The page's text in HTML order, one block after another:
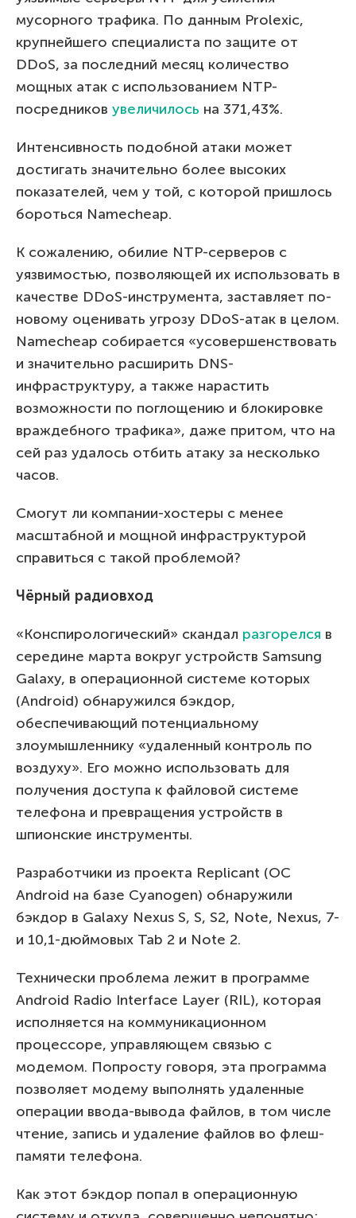
мусорного трафика. По данным Prolexic,
крупнейшего специалиста по защите от
DDoS, за последний месяц количество
мощных атак с использованием NTP-
посредников увеличилось на 371,43%.
Интенсивность подобной атаки может
достигать значительно более высоких
показателей, чем у той, с которой пришлось
бороться Namecheap.
К сожалению, обилие NTP-серверов с
уязвимостью, позволяющей их использовать в
качестве DDoS-инструмента, заставляет по-
новому оценивать угрозу DDoS-атак в целом.
Namecheap собирается «усовершенствовать
и значительно расширить DNS-
инфраструктуру, а также нарастить
возможности по поглощению и блокировке
враждебного трафика», даже притом, что на
сей раз удалось отбить атаку за несколько
часов.
Смогут ли компании-хостеры с менее
масштабной и мощной инфраструктурой
справиться с такой проблемой?
Чёрный радиовход
«Конспирологический» скандал разгорелся в
середине марта вокруг устройств Samsung
Galaxy, в операционной системе которых
(Android) обнаружился бэкдор,
обеспечивающий потенциальному
злоумышленнику «удаленный контроль по
воздуху». Его можно использовать для
получения доступа к файловой системе
телефона и превращения устройств в
шпионские инструменты.
Разработчики из проекта Replicant (ОС
Android на базе Cyanogen) обнаружили
бэкдор в Galaxy Nexus S, S, S2, Note, Nexus, 7-
и 10,1-дюймовых Tab 2 и Note 2.
Технически проблема лежит в программе
Android Radio Interface Layer (RIL), которая
исполняется на коммуникационном
процессоре, управляющем связью с
модемом. Попросту говоря, эта программа
позволяет модему выполнять удаленные
операции ввода-вывода файлов, в том числе
чтение, запись и удаление файлов во флеш-
памяти телефона.
Как этот бэкдор попал в операционную